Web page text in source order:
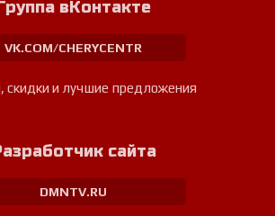
вКонтакте
VK.COM/CHERYCENTR
скидки и лучшие предложения
сайта
DMNTV.RU